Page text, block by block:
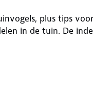
plus tips
in de tuin. De